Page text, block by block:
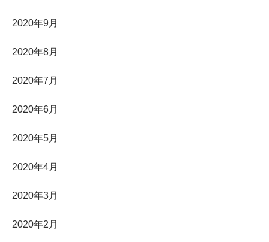
2020年9月
2020年8月
2020年7月
2020年6月
2020年5月
2020年4月
2020年3月
2020年2月